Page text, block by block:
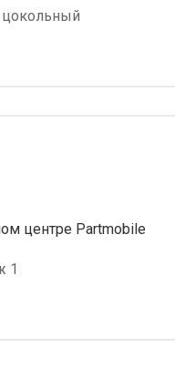
цокольный
центре Partmobile
1